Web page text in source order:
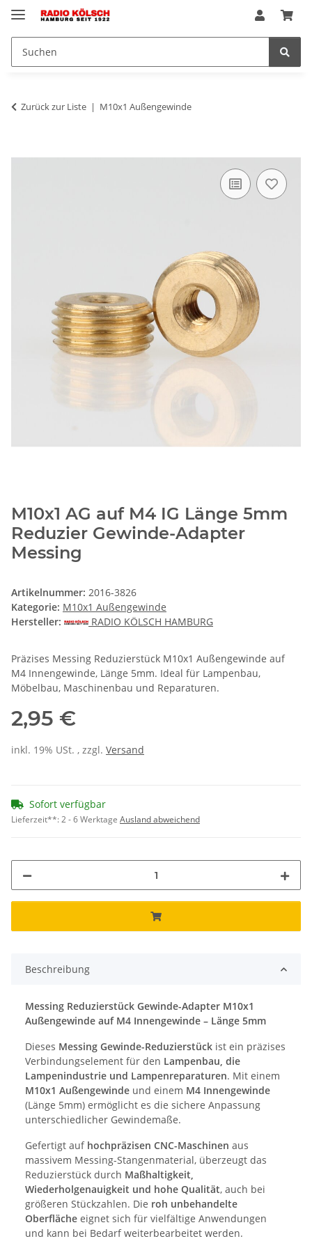
Zurück zur Liste M10x1 Außengewinde
M10x1 AG auf M4 IG Länge 5mm
Reduzier Gewinde-Adapter
Messing
Artikelnummer: 2016-3826
Kategorie: M10x1 Außengewinde
Hersteller:
RADIO KÖLSCH HAMBURG
Präzises Messing Reduzierstück M10x1 Außengewinde auf
M4 Innengewinde, Länge 5mm. Ideal für Lampenbau,
Möbelbau, Maschinenbau und Reparaturen.
2,95 €
inkl. 19% USt. , zzgl. Versand
Sofort verfügbar
Lieferzeit**:2 - 6 Werktage Ausland abweichend
Beschreibung
Messing Reduzierstück Gewinde-Adapter M10x1
Außengewinde auf M4 Innengewinde – Länge 5mm
Dieses Messing Gewinde-Reduzierstück ist ein präzises
Verbindungselement für den Lampenbau, die
Lampenindustrie und Lampenreparaturen. Mit einem
M10x1 Außengewinde und einem M4 Innengewinde
(Länge 5mm) ermöglicht es die sichere Anpassung
unterschiedlicher Gewindemaße.
Gefertigt auf hochpräzisen CNC-Maschinen aus
massivem Messing-Stangenmaterial, überzeugt das
Reduzierstück durch Maßhaltigkeit,
Wiederholgenauigkeit und hohe Qualität, auch bei
größeren Stückzahlen. Die roh unbehandelte
Oberfläche eignet sich für vielfältige Anwendungen
und kann bei Bedarf weiterbearbeitet werden.